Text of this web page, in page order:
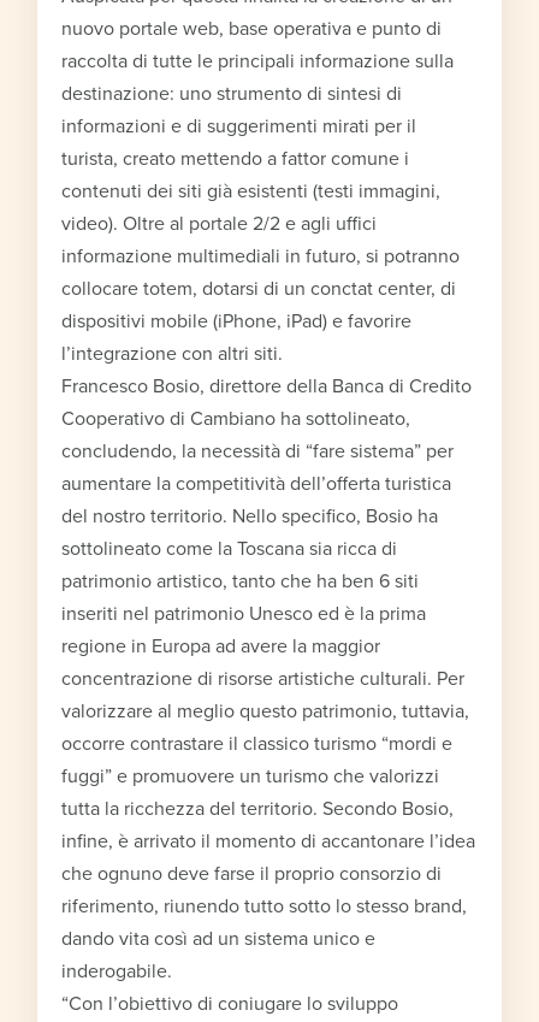
nuovo portale web, base operativa e punto di
raccolta di tutte le principali informazione sulla
destinazione: uno strumento di sintesi di
informazioni e di suggerimenti mirati per il
turista, creato mettendo a fattor comune i
contenuti dei siti già esistenti (testi immagini,
video). Oltre al portale 2/2 e agli uffici
informazione multimediali in futuro, si potranno
collocare totem, dotarsi di un conctat center, di
dispositivi mobile (iPhone, iPad) e favorire
l’integrazione con altri siti.
Francesco Bosio, direttore della Banca di Credito
Cooperativo di Cambiano ha sottolineato,
concludendo, la necessità di “fare sistema” per
aumentare la competitività dell’offerta turistica
del nostro territorio. Nello specifico, Bosio ha
sottolineato come la Toscana sia ricca di
patrimonio artistico, tanto che ha ben 6 siti
inseriti nel patrimonio Unesco ed è la prima
regione in Europa ad avere la maggior
concentrazione di risorse artistiche culturali. Per
valorizzare al meglio questo patrimonio, tuttavia,
occorre contrastare il classico turismo “mordi e
fuggi” e promuovere un turismo che valorizzi
tutta la ricchezza del territorio. Secondo Bosio,
infine, è arrivato il momento di accantonare l’idea
che ognuno deve farse il proprio consorzio di
riferimento, riunendo tutto sotto lo stesso brand,
dando vita così ad un sistema unico e
inderogabile.
“Con l’obiettivo di coniugare lo sviluppo